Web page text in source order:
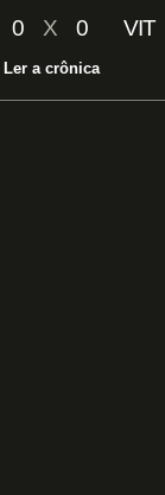
0 X 0 VIT
Ler a crônica